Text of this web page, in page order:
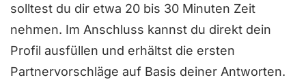
solltest du dir etwa 20 bis 30 Minuten Zeit
nehmen. Im Anschluss kannst du direkt dein
Profil ausfüllen und erhältst die ersten
Partnervorschläge auf Basis deiner Antworten.